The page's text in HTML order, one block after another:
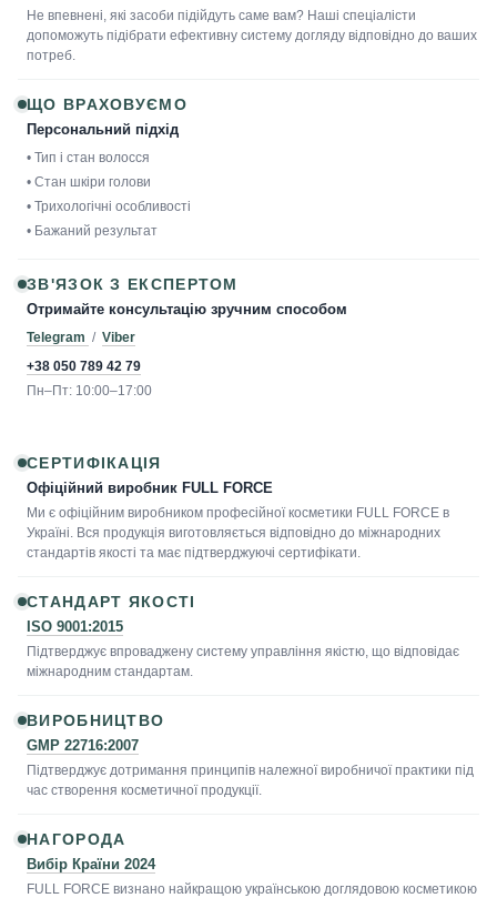
Не впевнені, які засоби підійдуть саме вам? Наші спеціалісти
допоможуть підібрати ефективну систему догляду відповідно до ваших
потреб.
ЩО ВРАХОВУЄМО
Персональний підхід
• Тип і стан волосся
• Стан шкіри голови
• Трихологічні особливості
• Бажаний результат
ЗВ'ЯЗОК З ЕКСПЕРТОМ
Отримайте консультацію зручним способом
Telegram / Viber
+38 050 789 42 79
Пн–Пт: 10:00–17:00
СЕРТИФІКАЦІЯ
Офіційний виробник FULL FORCE
Ми є офіційним виробником професійної косметики FULL FORCE в
Україні. Вся продукція виготовляється відповідно до міжнародних
стандартів якості та має підтверджуючі сертифікати.
СТАНДАРТ ЯКОСТІ
ISO 9001:2015
Підтверджує впроваджену систему управління якістю, що відповідає
міжнародним стандартам.
ВИРОБНИЦТВО
GMP 22716:2007
Підтверджує дотримання принципів належної виробничої практики під
час створення косметичної продукції.
НАГОРОДА
Вибір Країни 2024
FULL FORCE визнано найкращою українською доглядовою косметикою